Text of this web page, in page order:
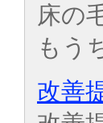
床の
もう
改善